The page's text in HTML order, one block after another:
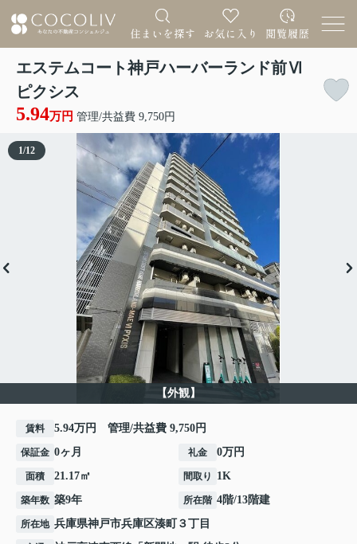
エステムコート神戸ハーバーランド前Ⅵ
ピクシス
5.94万円 管理/共益費 9,750円
【外観】
1/12
賃料 5.94万円 管理/共益費 9,750円
保証金 0ヶ月 礼金 0万円
面積 21.17㎡ 間取り 1K
築年数 築9年 所在階 4階/13階建
所在地 兵庫県神戸市兵庫区湊町 ３丁目